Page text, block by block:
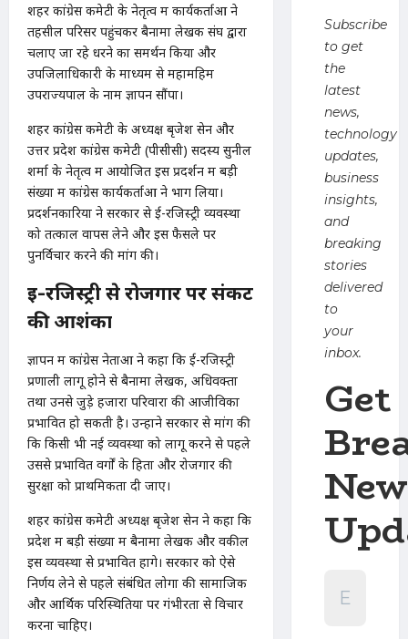
शहर कांग्रेस कमेटी के नेतृत्व में कार्यकर्ताओं ने
तहसील परिसर पहुंचकर बैनामा लेखक संघ द्वारा
चलाए जा रहे धरने का समर्थन किया और
उपजिलाधिकारी के माध्यम से महामहिम
उपराज्यपाल के नाम ज्ञापन सौंपा।
शहर कांग्रेस कमेटी के अध्यक्ष बृजेश सेन और
उत्तर प्रदेश कांग्रेस कमेटी (पीसीसी) सदस्य सुनील
शर्मा के नेतृत्व में आयोजित इस प्रदर्शन में बड़ी
संख्या में कांग्रेस कार्यकर्ताओं ने भाग लिया।
प्रदर्शनकारियों ने सरकार से ई-रजिस्ट्री व्यवस्था
को तत्काल वापस लेने और इस फैसले पर
पुनर्विचार करने की मांग की।
ई-रजिस्ट्री से रोजगार पर संकट
की आशंका
ज्ञापन में कांग्रेस नेताओं ने कहा कि ई-रजिस्ट्री
प्रणाली लागू होने से बैनामा लेखक, अधिवक्ता
तथा उनसे जुड़े हजारों परिवारों की आजीविका
प्रभावित हो सकती है। उन्होंने सरकार से मांग की
कि किसी भी नई व्यवस्था को लागू करने से पहले
उससे प्रभावित वर्गों के हितों और रोजगार की
सुरक्षा को प्राथमिकता दी जाए।
शहर कांग्रेस कमेटी अध्यक्ष बृजेश सेन ने कहा कि
प्रदेश में बड़ी संख्या में बैनामा लेखक और वकील
इस व्यवस्था से प्रभावित होंगे। सरकार को ऐसे
निर्णय लेने से पहले संबंधित लोगों की सामाजिक
और आर्थिक परिस्थितियों पर गंभीरता से विचार
करना चाहिए।
Subscribe
to get
the
latest
news,
technology
updates,
business
insights,
and
breaking
stories
delivered
to
your
inbox.
Get